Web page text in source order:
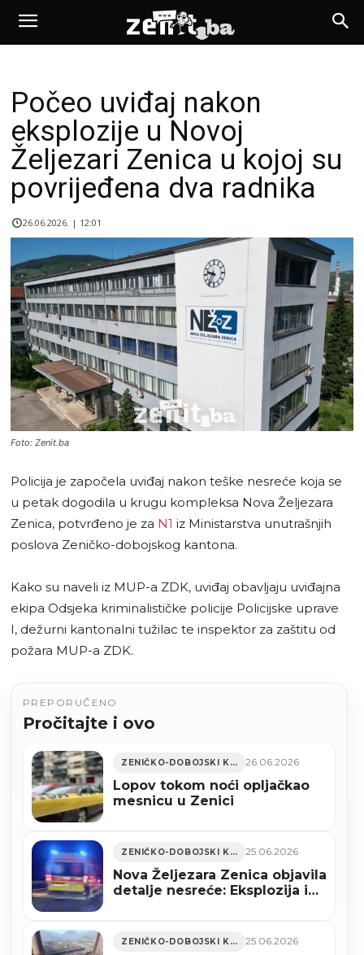
Počeo uviđaj nakon
eksplozije u Novoj
Željezari Zenica u kojoj su
povrijeđena dva radnika
26.06.2026. | 12:01
Foto: Zenit.ba
Policija je započela uviđaj nakon teške nesreće koja se
u petak dogodila u krugu kompleksa Nova Željezara
Zenica, potvrđeno je za N1 iz Ministarstva unutrašnjih
poslova Zeničko-dobojskog kantona.
Kako su naveli iz MUP-a ZDK, uviđaj obavljaju uviđajna
ekipa Odsjeka kriminalističke policije Policijske uprave
I, dežurni kantonalni tužilac te inspektor za zaštitu od
požara MUP-a ZDK.
PREPORUČENO
Pročitajte i ovo
ZENIČKO-DOBOJSKI KANTON 26.06.2026
Lopov tokom noći opljačkao
mesnicu u Zenici
ZENIČKO-DOBOJSKI KANTON 25.06.2026
Nova Željezara Zenica objavila
detalje nesreće: Eksplozija i
ZENIČKO-DOBOJSKI KANTON 25.06.2026